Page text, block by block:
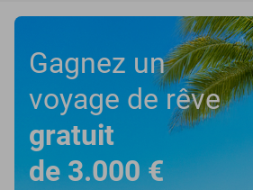
Gagnez un
voyage de rêve
gratuit
de 3.000 €